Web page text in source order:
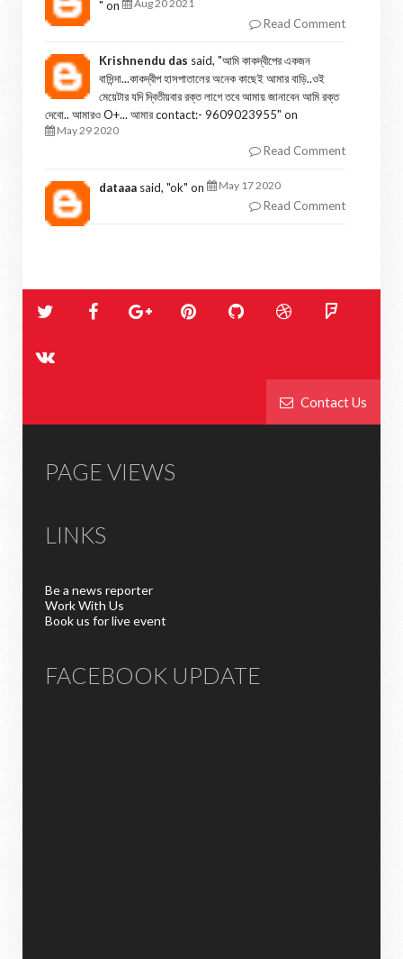
" on
Aug 20 2021
Read Comment
Krishnendu das said, "আমি কাকদ্বীপের একজন
বাসিন্দা...কাকদ্বীপ হাসপাতালের অনেক কাছেই আমার বাড়ি..ওই
মেয়েটার যদি দ্বিতীয়বার রক্ত লাগে তবে আমায় জানাবেন আমি রক্ত
দেবো.. আমারও O+... আমার contact:- 9609023955" on
May 29 2020
Read Comment
dataaa said, "ok" on May 17 2020
Read Comment
Contact Us
PAGE VIEWS
LINKS
Be a news reporter
Work With Us
Book us for live event
FACEBOOK UPDATE